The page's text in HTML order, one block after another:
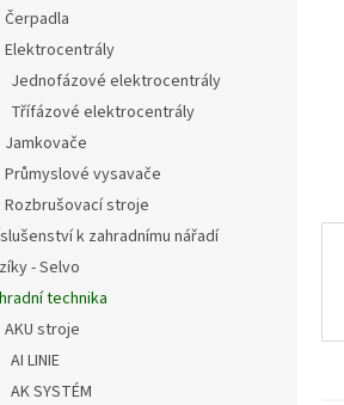
Čerpadla
Elektrocentrály
Jednofázové elektrocentrály
Třífázové elektrocentrály
Jamkovače
Průmyslové vysavače
Rozbrušovací stroje
k zahradnímu nářadí
- Selvo
technika
AKU stroje
AI LINIE
AK SYSTÉM